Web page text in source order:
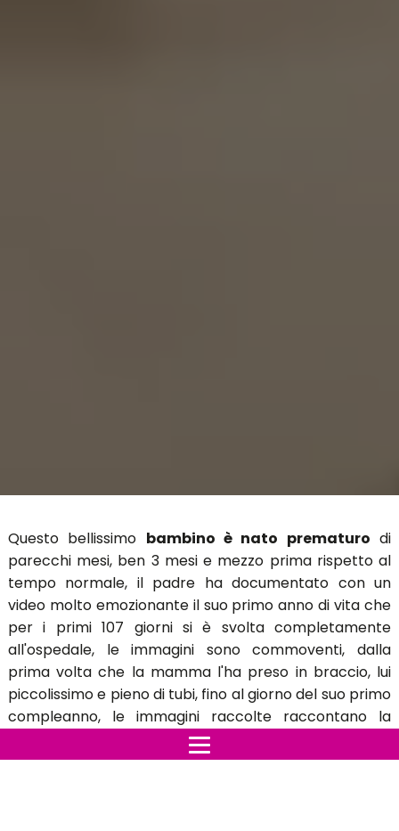
Questo bellissimo bambino è nato prematuro di
parecchi mesi, ben 3 mesi e mezzo prima rispetto al
tempo normale, il padre ha documentato con un
video molto emozionante il suo primo anno di vita che
per i primi 107 giorni si è svolta completamente
all'ospedale, le immagini sono commoventi, dalla
prima volta che la mamma l'ha preso in braccio, lui
piccolissimo e pieno di tubi, fino al giorno del suo primo
compleanno, le immagini raccolte raccontano la
crescita di un bambino davvero speciale,
assolutamente da vedere e condividere. Il miracolo